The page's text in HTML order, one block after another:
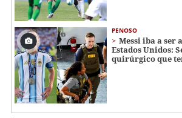
PENOSO
Messi iba a ser
Estados Unidos:
quirúrgico que